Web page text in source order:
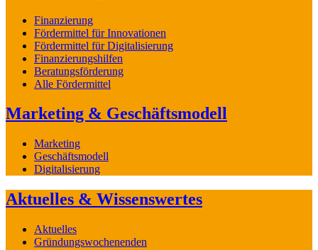
Finanzierung
Fördermittel für Innovationen
Fördermittel für Digitalisierung
Finanzierungshilfen
Beratungsförderung
Alle Fördermittel
Marketing & Geschäftsmodell
Marketing
Geschäftsmodell
Digitalisierung
Aktuelles & Wissenswertes
Aktuelles
Gründungswochenenden